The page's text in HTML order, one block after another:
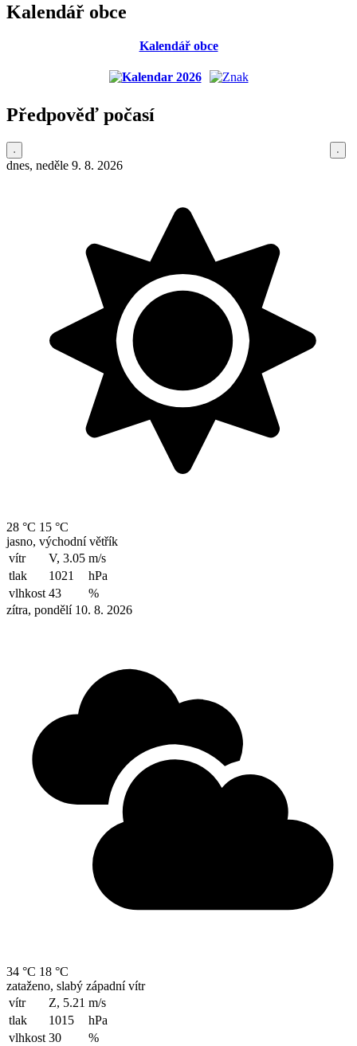
Kalendář obce
Kalendář obce
Předpověď počasí
dnes, neděle 9. 8. 2026
28 °C 15 °C
jasno, východní větřík
vítr
V, 3.05 m/s
tlak
1021
hPa
vlhkost 43
%
zítra, pondělí 10. 8. 2026
34 °C 18 °C
zataženo, slabý západní vítr
vítr
Z, 5.21 m/s
tlak
1015
hPa
vlhkost 30
%